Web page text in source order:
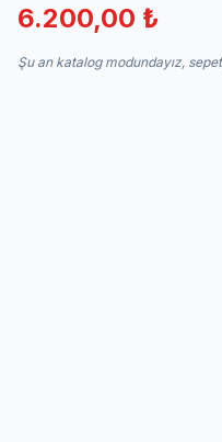
6.200,00 ₺
Şu an katalog modundayız,